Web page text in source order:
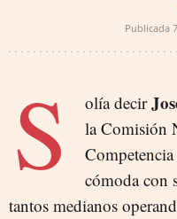
Publicada
S olía decir
la Comisión
cómoda con
tantos medianos